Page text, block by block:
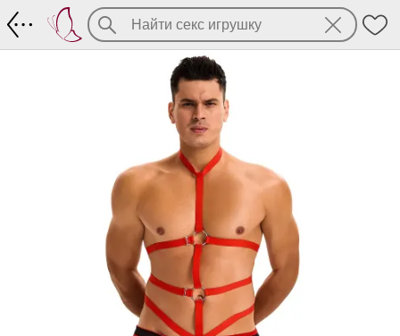
Мужские трусы с красными стрепами-